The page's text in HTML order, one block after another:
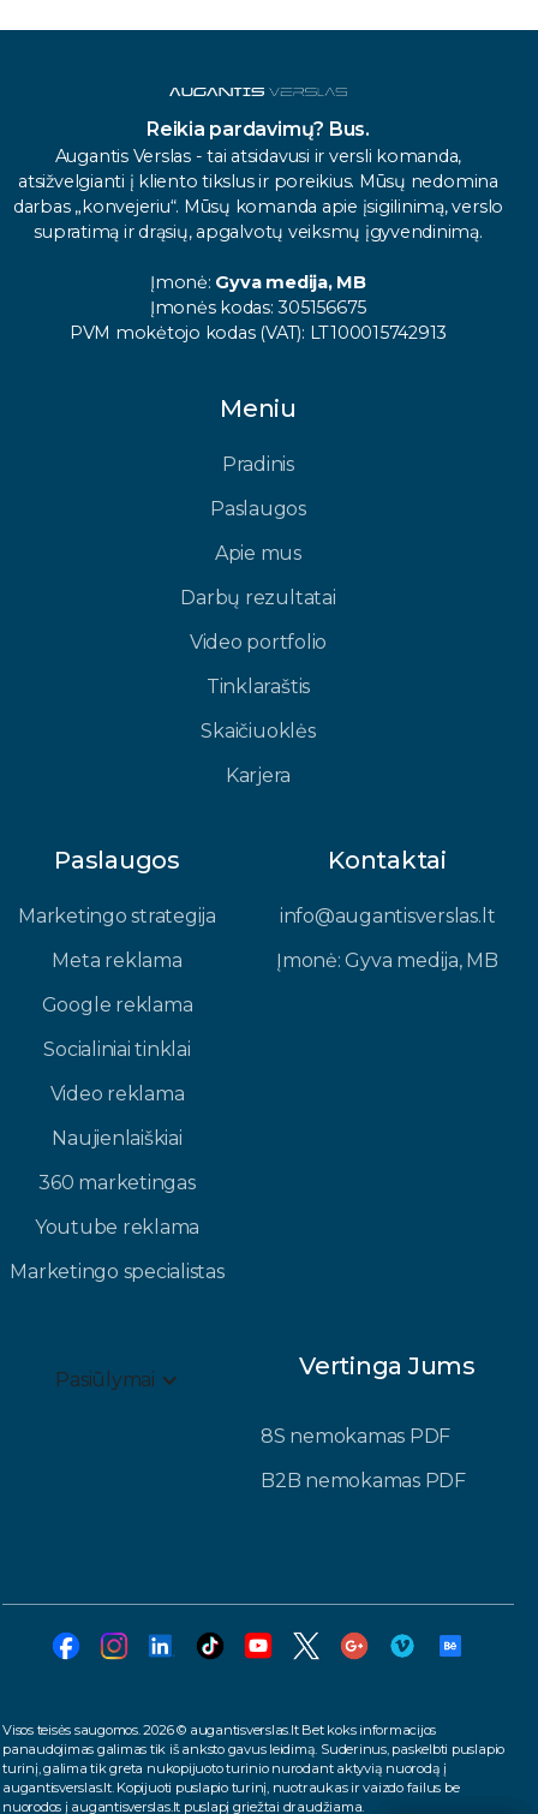
Reikia pardavimų? Bus.
Augantis Verslas - tai atsidavusi ir versli komanda,
atsižvelgianti į kliento tikslus ir poreikius. Mūsų nedomina
darbas „konvejeriu“. Mūsų komanda apie įsigilinimą, verslo
supratimą ir drąsių, apgalvotų veiksmų įgyvendinimą.
Įmonė: Gyva medija, MB
Įmonės kodas: 305156675
PVM mokėtojo kodas (VAT): LT100015742913
Meniu
Pradinis
Paslaugos
Apie mus
Darbų rezultatai
Video portfolio
Tinklaraštis
Skaičiuoklės
Karjera
Paslaugos
Marketingo strategija
Meta reklama
Google reklama
Socialiniai tinklai
Video reklama
Naujienlaiškiai
360 marketingas
Youtube reklama
Marketingo specialistas
Kontaktai
info@augantisverslas.lt​
Įmonė: Gyva medija, MB​
Pasiūlymai Vertinga Jums
8S nemokamas PDF
B2B nemokamas PDF
Visos teisės saugomos. 2026 © augantisverslas.lt Bet koks informacijos
panaudojimas galimas tik iš anksto gavus leidimą. Suderinus, paskelbti puslapio
turinį, galima tik greta nukopijuoto turinio nurodant aktyvią nuorodą į
augantisverslas.lt. Kopijuoti puslapio turinį, nuotraukas ir vaizdo failus be
nuorodos į augantisverslas.lt puslapį griežtai draudžiama.